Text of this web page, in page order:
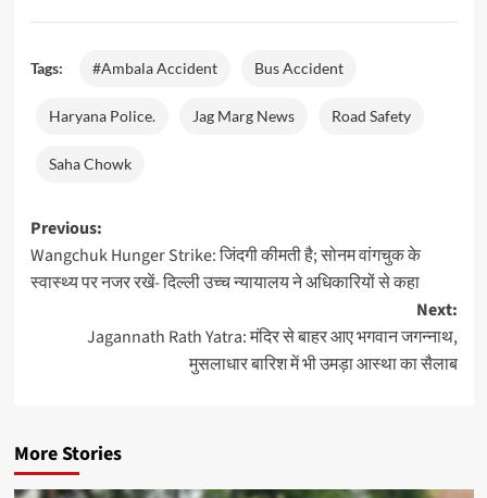
Tags: #Ambala Accident Bus Accident
Haryana Police. Jag Marg News Road Safety
Saha Chowk
Post
navigation
Previous:
Wangchuk Hunger Strike: जिंदगी कीमती है; सोनम वांगचुक के
स्वास्थ्य पर नजर रखें- दिल्ली उच्च न्यायालय ने अधिकारियों से कहा
Next:
Jagannath Rath Yatra: मंदिर से बाहर आए भगवान जगन्नाथ,
मुसलाधार बारिश में भी उमड़ा आस्था का सैलाब
More Stories